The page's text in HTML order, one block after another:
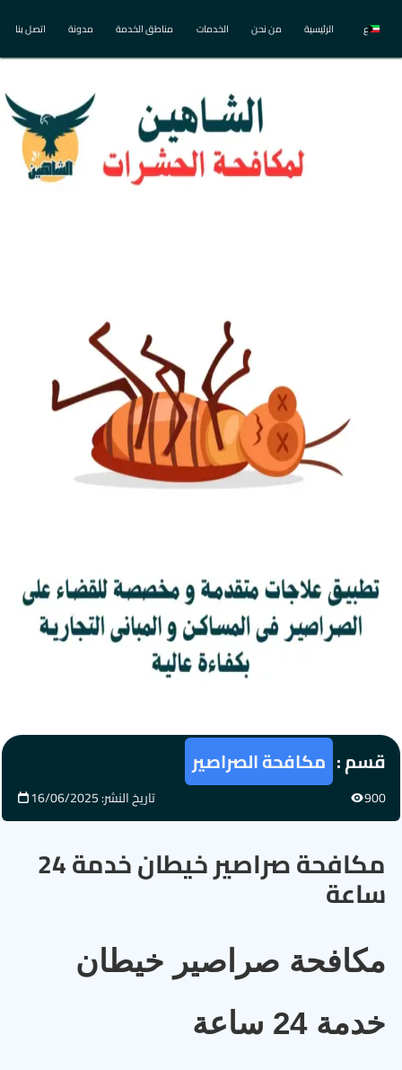
ع الرئيسية من نحن الخدمات مناطق الخدمة مدونة اتصل بنا
قسم : مكافحة الصراصير
900 تاريخ النشر: 16/06/2025
مكافحة صراصير خيطان خدمة 24
ساعة
مكافحة صراصير خيطان
خدمة 24 ساعة